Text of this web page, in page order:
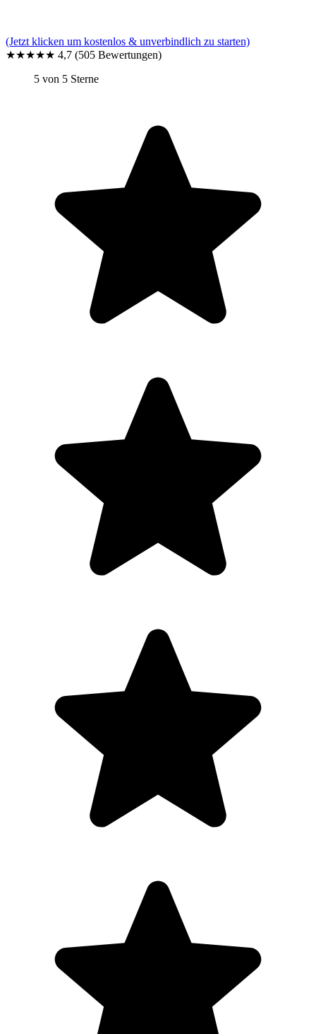
(Jetzt klicken um kostenlos & unverbindlich zu starten)
★★★★★ 4,7 (505 Bewertungen)
5 von 5 Sterne